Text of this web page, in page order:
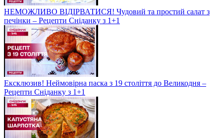
НЕМОЖЛИВО ВІДІРВАТИСЯ! Чудовий та простий салат з
печінки – Рецепти Сніданку з 1+1
Ексклюзив! Неймовірна паска з 19 століття до Великодня –
Рецепти Сніданку з 1+1